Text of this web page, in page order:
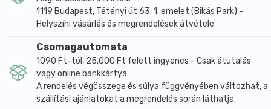
ízéhez, tehát élvezetes, színe a kukorica
alapanyagnak köszönhetően szép sárga, és az állagát
főzés után is kiválóan megtartja.
Fogyaszthatják: Lisztérzékenyek, tojásérzékenyek,
tejcukorérzékenyek, szójaérzékenyek, vesebetegek,
tojást nem tartalmaz, így koleszterinmentes.
Összetétel: Kukoricaliszt, Kukoricakeményítő,
1119 Budapest, Tétényi út 63. 1. emelet (Bikás Park) -
Helyszíni vásárlás és megrendelések átvétele
Csomagautomata
1090 Ft-tól, 25.000 Ft felett ingyenes - Csak átutalás
vagy online bankkártya
A rendelés végösszege és súlya függvényében változhat, a
szállítási ajánlatokat a megrendelés során láthatja.